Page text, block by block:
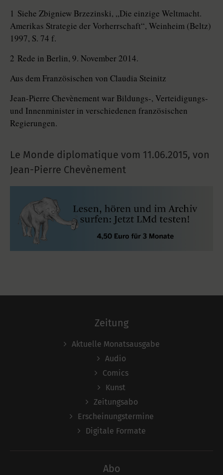
1 Siehe Zbigniew Brzezinski, „Die einzige Weltmacht.
Amerikas Strategie der Vorherrschaft“, Weinheim (Beltz)
1997, S. 74 f.
2 Rede in Berlin, 9. November 2014.
Aus dem Französischen von Claudia Steinitz
Jean-Pierre Chevènement war Bildungs-, Verteidigungs-
und Innenminister in verschiedenen französischen
Regierungen.
Le Monde diplomatique vom 11.06.2015, von
Jean-Pierre Chevènement
Zeitung
Aktuelle Monatsausgabe
Audio
Comics
Kunst
Zeitungsabo
Erscheinungstermine
Digitale Formate
Abo